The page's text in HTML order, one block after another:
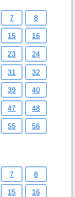
7 8
15 16
23 24
31 32
39 40
47 48
55 56
7 8
15 16